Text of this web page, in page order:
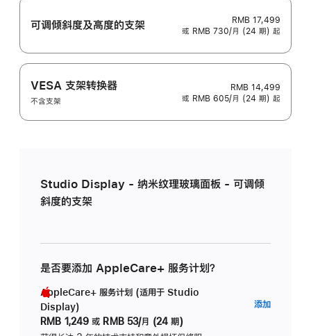
可调倾斜度及高‍度的支‍架
RMB 17,499
或 RMB 730/月 (24 期) 起
VESA 支架转换器
不含支架
RMB 14,499
或 RMB 605/月 (24 期) 起
Studio Display - 纳米纹理玻璃面板 - 可调倾
斜度的支架
是否要添加 AppleCare+ 服务计划？
AppleCare+ 服务计划 (适用于 Studio
Display)
RMB 1,249 或 RMB 53/月 (24 期)
添加